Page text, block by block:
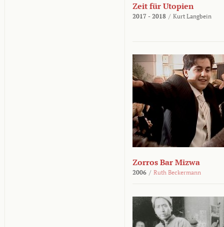
Zeit für Utopien
2017 - 2018 / Kurt Langbein
Zorros Bar Mizwa
2006 / Ruth Beckermann